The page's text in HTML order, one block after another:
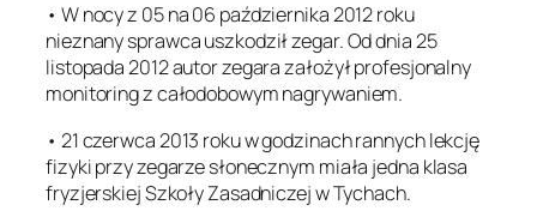
• W nocy z 05 na 06 października 2012 roku
nieznany sprawca uszkodził zegar. Od dnia 25
listopada 2012 autor zegara założył profesjonalny
monitoring z całodobowym nagrywaniem.
• 21 czerwca 2013 roku w godzinach rannych lekcję
fizyki przy zegarze słonecznym miała jedna klasa
fryzjerskiej Szkoły Zasadniczej w Tychach.